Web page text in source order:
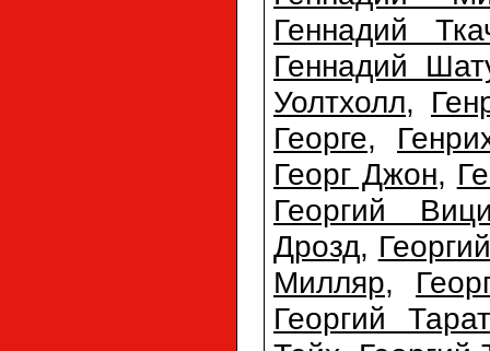
Геннадий
Геннадий
Уолтхолл,
Георге,
Георг Джон,
Георгий
Дрозд,
Милляр,
Георгий